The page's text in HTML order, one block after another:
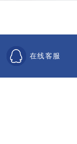
在线客服